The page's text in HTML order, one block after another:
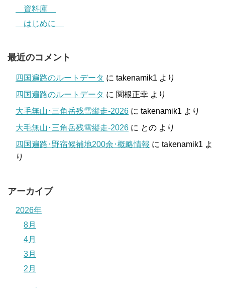
資料庫
はじめに
最近のコメント
四国遍路のルートデータ に takenamik1 より
四国遍路のルートデータ に 関根正幸 より
大毛無山･三角岳残雪縦走-2026 に takenamik1 より
大毛無山･三角岳残雪縦走-2026 に との より
四国遍路･野宿候補地200余･概略情報 に takenamik1 よ
り
アーカイブ
2026年
8月
4月
3月
2月